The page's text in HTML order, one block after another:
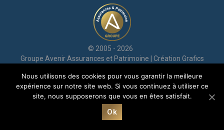
© 2005 - 2026
Groupe Avenir Assurances et Patrimoine | Création Grafics
Mentions légales|RGPD| Avenir© marque déposée jusqu’en
2025
Nous utilisons des cookies pour vous garantir la meilleure
expérience sur notre site web. Si vous continuez à utiliser ce
site, nous supposerons que vous en êtes satisfait.
Ok